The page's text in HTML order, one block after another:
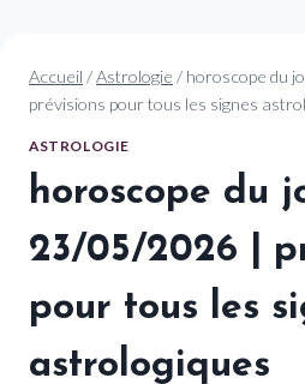
Accueil /Astrologie / horoscope du
prévisions pour tous les signes
ASTROLOGIE
horoscope du
23/05/2026 |
pour tous les
astrologiques